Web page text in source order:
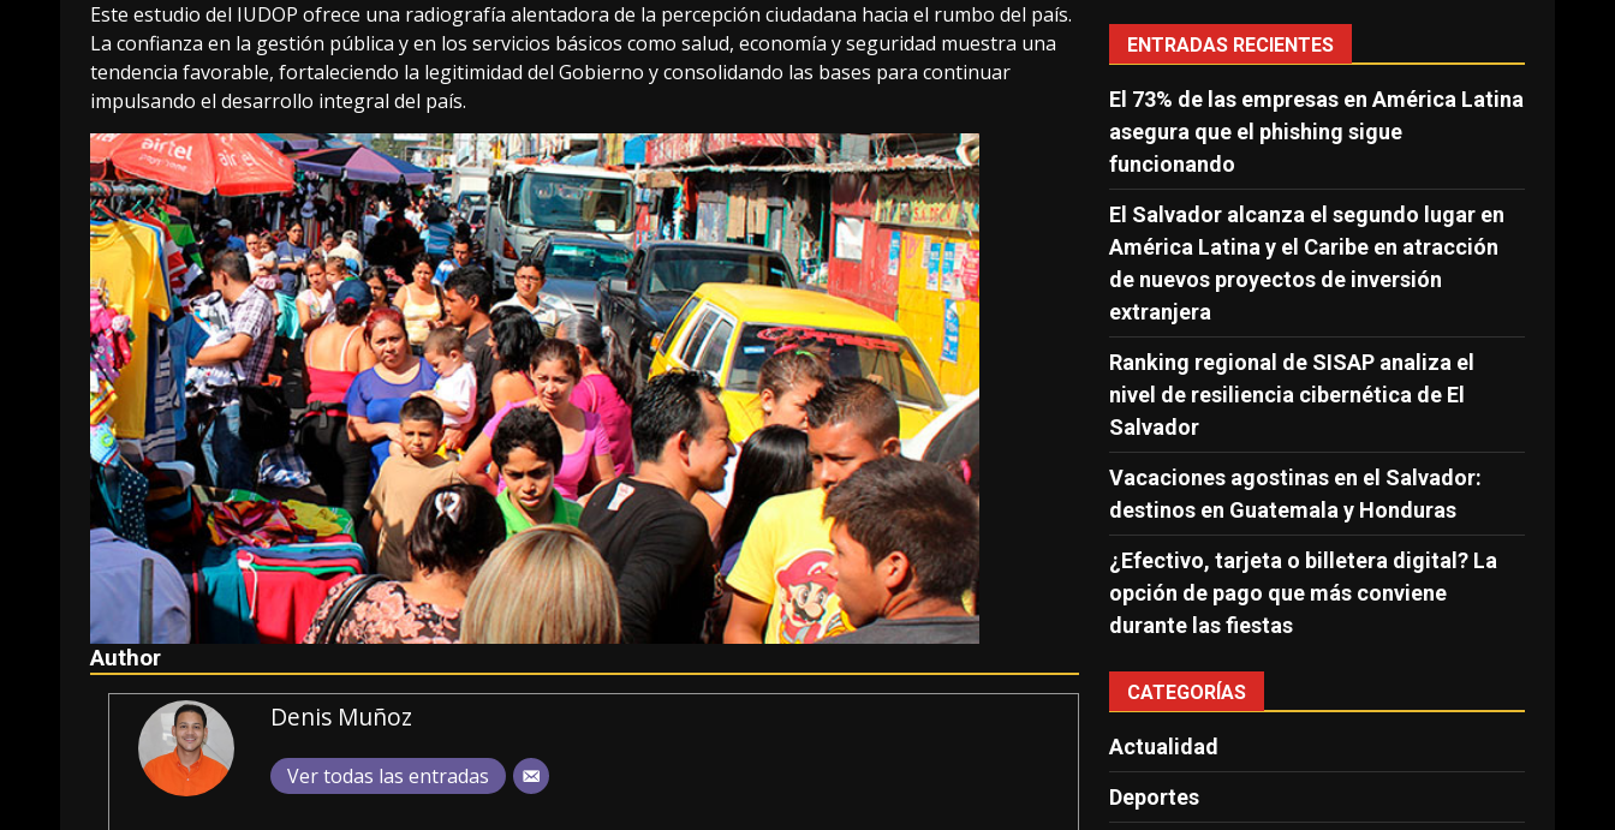
Este estudio del IUDOP ofrece una radiografía alentadora de la percepción ciudadana hacia el rumbo del país.
La confianza en la gestión pública y en los servicios básicos como salud, economía y seguridad muestra una
tendencia favorable, fortaleciendo la legitimidad del Gobierno y consolidando las bases para continuar
impulsando el desarrollo integral del país.
Author
Denis Muñoz
Ver todas las entradas
ENTRADAS RECIENTES
El 73% de las empresas en América Latina
asegura que el phishing sigue
funcionando
El Salvador alcanza el segundo lugar en
América Latina y el Caribe en atracción
de nuevos proyectos de inversión
extranjera
Ranking regional de SISAP analiza el
nivel de resiliencia cibernética de El
Salvador
Vacaciones agostinas en el Salvador:
destinos en Guatemala y Honduras
¿Efectivo, tarjeta o billetera digital? La
opción de pago que más conviene
durante las fiestas
CATEGORÍAS
Actualidad
Deportes